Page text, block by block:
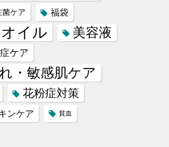
菌ケア 福袋
イル 美容液
ケア
・敏感肌ケア
花粉症対策
ンケア 貧血